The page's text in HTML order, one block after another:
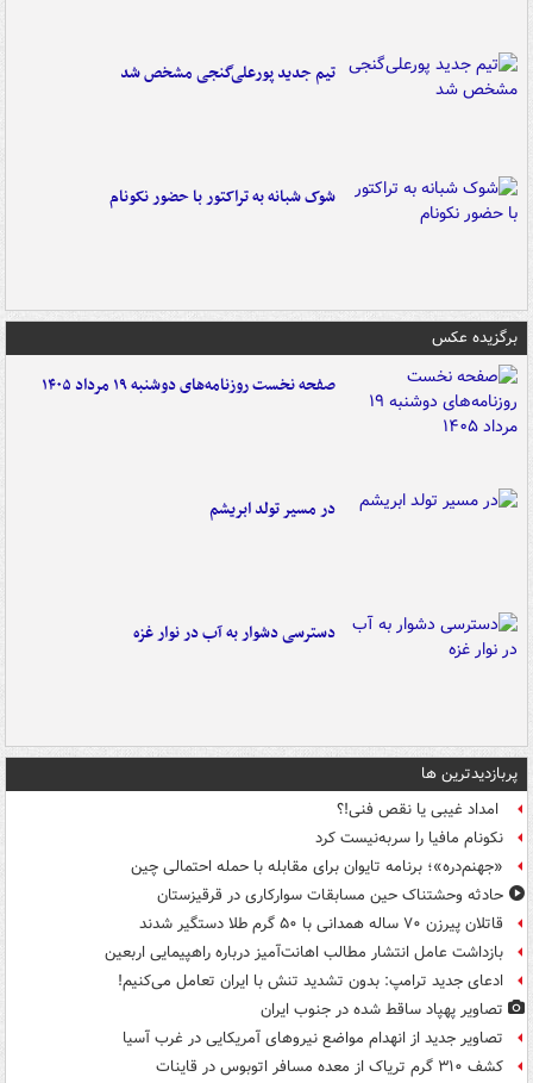
تیم جدید پورعلی‌گنجی مشخص شد
شوک شبانه به تراکتور با حضور نکونام
برگزیده عکس
صفحه نخست روزنامه‌های دوشنبه ۱۹ مرداد ۱۴۰۵
در مسیر تولد ابریشم
دسترسی دشوار به آب در نوار غزه
پربازدیدترین ها
امداد غیبی یا نقص فنی!؟
نکونام مافیا را سربه‌نیست کرد
«جهنم‌دره»؛ برنامه تایوان برای مقابله با حمله احتمالی چین
حادثه وحشتناک حین مسابقات سوارکاری در قرقیزستان
قاتلان پیرزن ۷۰ ساله همدانی با ۵۰ گرم طلا دستگیر شدند
بازداشت عامل انتشار مطالب اهانت‌آمیز درباره راهپیمایی اربعین
ادعای جدید ترامپ: بدون تشدید تنش با ایران تعامل می‌کنیم!
تصاویر پهپاد ساقط شده در جنوب ایران
تصاویر جدید از انهدام مواضع نیروهای آمریکایی در غرب آسیا
کشف ۳۱۰ گرم تریاک از معده مسافر اتوبوس در قاینات